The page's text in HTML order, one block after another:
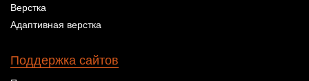
Верстка
Адаптивная верстка
Поддержка сайтов